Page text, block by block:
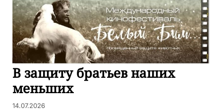
В защиту братьев наших
меньших
14.07.2026